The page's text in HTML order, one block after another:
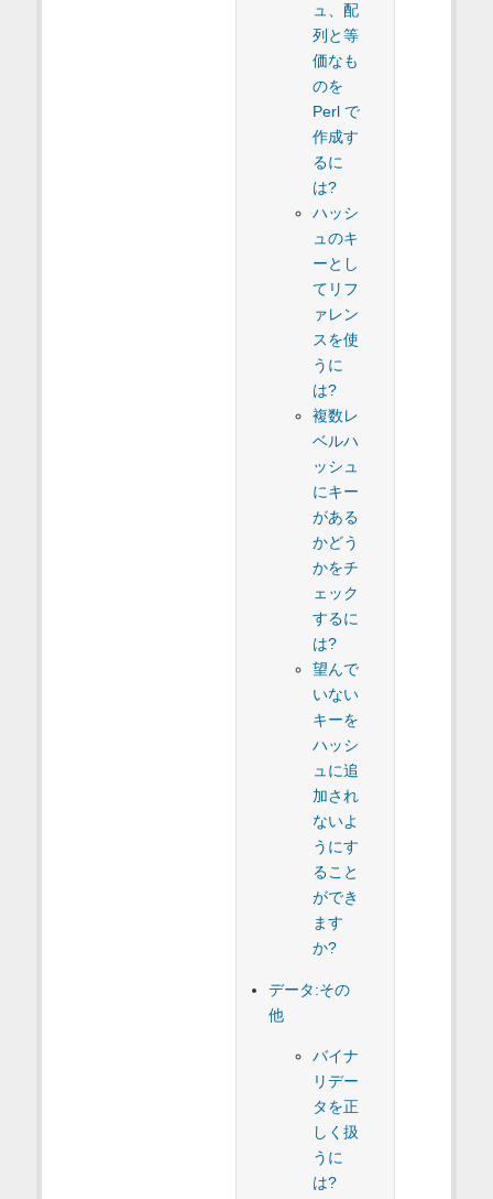
ュ、配
列と等
価なも
のを
Perl で
作成す
るに
は?
ハッシ
ュのキ
ーとし
てリフ
ァレン
スを使
うに
は?
複数レ
ベルハ
ッシュ
にキー
がある
かどう
かをチ
ェック
するに
は?
望んで
いない
キーを
ハッシ
ュに追
加され
ないよ
うにす
ること
ができ
ます
か?
データ:その
他
バイナ
リデー
タを正
しく扱
うに
は?